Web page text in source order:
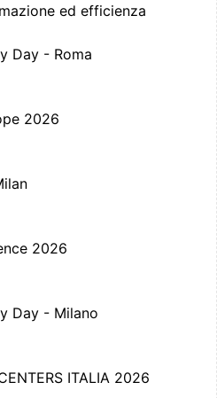
ed efficienza
Day - Roma
2026
2026
Day - Milano
ITALIA 2026